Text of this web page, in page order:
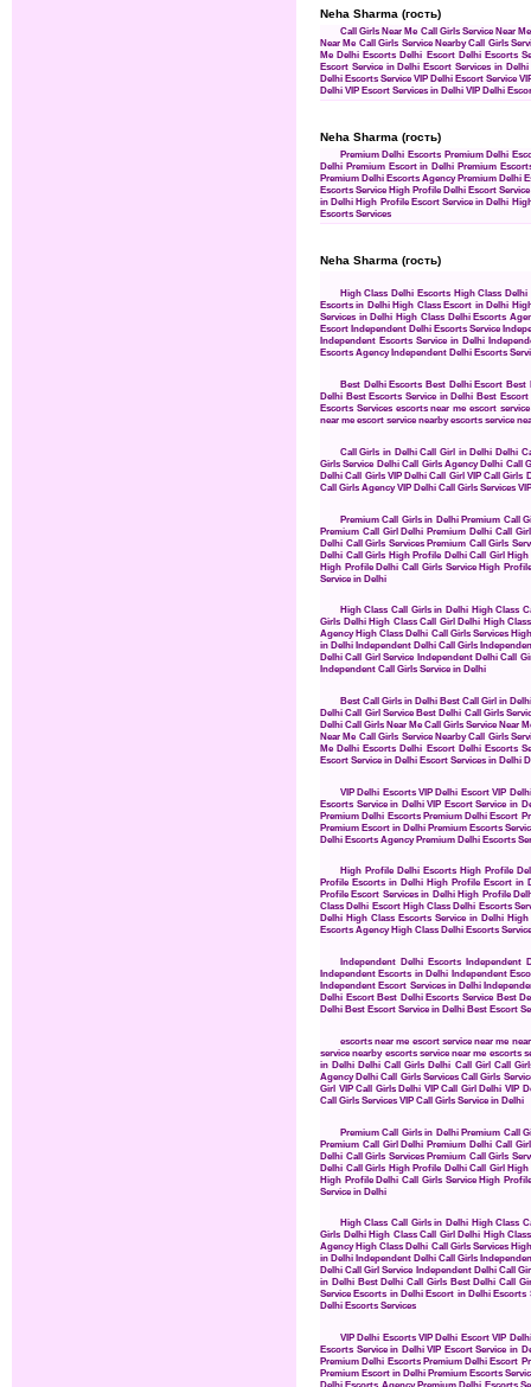
Neha Sharma (гость)
Call Girls Near Me Call Girls Service Near Me
Near Me Call Girls Service Nearby Call Girls
Me Delhi Escorts Delhi Escort Delhi Escorts
Escort Service in Delhi Escort Services in Delhi
Delhi Escorts Service VIP Delhi Escort Service
Delhi VIP Escort Services in Delhi VIP Delhi
Neha Sharma (гость)
Premium Delhi Escorts Premium Delhi
Delhi Premium Escort in Delhi Premium
Premium Delhi Escorts Agency Premium Delhi
Escorts Service High Profile Delhi Escort Service
in Delhi High Profile Escort Service in Delhi
Escorts Services
Neha Sharma (гость)
High Class Delhi Escorts High Class Delhi
Escorts in Delhi High Class Escort in Delhi
Services in Delhi High Class Delhi Escorts
Escort Independent Delhi Escorts Service
Independent Escorts Service in Delhi
Escorts Agency Independent Delhi Escorts
Best Delhi Escorts Best Delhi Escort Best
Delhi Best Escorts Service in Delhi Best Escort
Escorts Services escorts near me escort
near me escort service nearby escorts service
Call Girls in Delhi Call Girl in Delhi Delhi
Girls Service Delhi Call Girls Agency Delhi Call
Delhi Call Girls VIP Delhi Call Girl VIP Call Girls
Call Girls Agency VIP Delhi Call Girls Services
Premium Call Girls in Delhi Premium Call
Premium Call Girl Delhi Premium Delhi Call
Delhi Call Girls Services Premium Call Girls
Delhi Call Girls High Profile Delhi Call Girl High
High Profile Delhi Call Girls Service High
Service in Delhi
High Class Call Girls in Delhi High Class
Girls Delhi High Class Call Girl Delhi High
Agency High Class Delhi Call Girls Services
in Delhi Independent Delhi Call Girls
Delhi Call Girl Service Independent Delhi Call
Independent Call Girls Service in Delhi
Best Call Girls in Delhi Best Call Girl in Delhi
Delhi Call Girl Service Best Delhi Call Girls
Delhi Call Girls Near Me Call Girls Service Near
Near Me Call Girls Service Nearby Call Girls
Me Delhi Escorts Delhi Escort Delhi Escorts
Escort Service in Delhi Escort Services in Delhi
VIP Delhi Escorts VIP Delhi Escort VIP
Escorts Service in Delhi VIP Escort Service in
Premium Delhi Escorts Premium Delhi Escort
Premium Escort in Delhi Premium Escorts
Delhi Escorts Agency Premium Delhi Escorts
High Profile Delhi Escorts High Profile
Profile Escorts in Delhi High Profile Escort in
Profile Escort Services in Delhi High Profile
Class Delhi Escort High Class Delhi Escorts
Delhi High Class Escorts Service in Delhi High
Escorts Agency High Class Delhi Escorts
Independent Delhi Escorts Independent
Independent Escorts in Delhi Independent
Independent Escort Services in Delhi
Delhi Escort Best Delhi Escorts Service Best
Delhi Best Escort Service in Delhi Best Escort
escorts near me escort service near me
service nearby escorts service near me escorts
in Delhi Delhi Call Girls Delhi Call Girl Call
Agency Delhi Call Girls Services Call Girls
Girl VIP Call Girls Delhi VIP Call Girl Delhi VIP
Call Girls Services VIP Call Girls Service in Delhi
Premium Call Girls in Delhi Premium Call
Premium Call Girl Delhi Premium Delhi Call
Delhi Call Girls Services Premium Call Girls
Delhi Call Girls High Profile Delhi Call Girl High
High Profile Delhi Call Girls Service High
Service in Delhi
High Class Call Girls in Delhi High Class
Girls Delhi High Class Call Girl Delhi High
Agency High Class Delhi Call Girls Services
in Delhi Independent Delhi Call Girls
Delhi Call Girl Service Independent Delhi Call
in Delhi Best Delhi Call Girls Best Delhi Call
Service Escorts in Delhi Escort in Delhi Escorts
Delhi Escorts Services
VIP Delhi Escorts VIP Delhi Escort VIP
Escorts Service in Delhi VIP Escort Service in
Premium Delhi Escorts Premium Delhi Escort
Premium Escort in Delhi Premium Escorts